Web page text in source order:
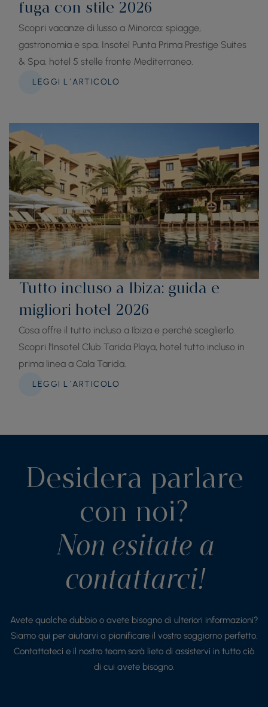
fuga con stile 2026
Scopri vacanze di lusso a Minorca: spiagge,
gastronomia e spa. Insotel Punta Prima Prestige Suites
& Spa, hotel 5 stelle fronte Mediterraneo.
LEGGI L´ARTICOLO
Tutto incluso a Ibiza: guida e
migliori hotel 2026
Cosa offre il tutto incluso a Ibiza e perché sceglierlo.
Scopri l'Insotel Club Tarida Playa, hotel tutto incluso in
prima linea a Cala Tarida.
LEGGI L´ARTICOLO
Desidera parlare
con noi?
Non esitate a
contattarci!
Avete qualche dubbio o avete bisogno di ulteriori informazioni?
Siamo qui per aiutarvi a pianificare il vostro soggiorno perfetto.
Contattateci e il nostro team sarà lieto di assistervi in tutto ciò
di cui avete bisogno.